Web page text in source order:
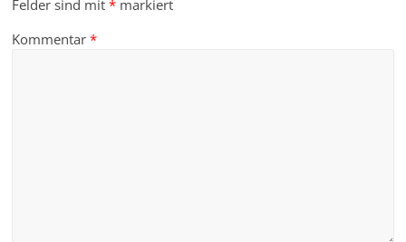
Felder sind mit* markiert
Kommentar*